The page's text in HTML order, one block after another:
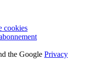
cookies
the Google Privacy